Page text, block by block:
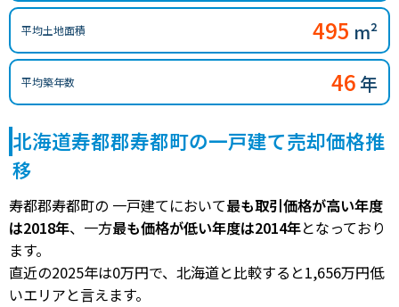
平均土地面積 495 m²
平均築年数 46年
北海道寿都郡寿都町の一戸建て売却価格推
移
寿都郡寿都町の 一戸建てにおいて最も取引価格が高い年度
は2018年、一方最も価格が低い年度は2014年となっており
ます。
直近の2025年は0万円で、北海道と比較すると1,656万円低
いエリアと言えます。